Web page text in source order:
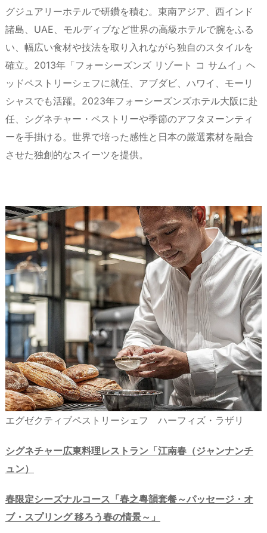
グジュアリーホテルで研鑽を積む。東南アジア、西インド
諸島、UAE、モルディブなど世界の高級ホテルで腕をふる
い、幅広い食材や技法を取り入れながら独自のスタイルを
確立。2013年「フォーシーズンズ リゾート コ サムイ」ヘ
ッドペストリーシェフに就任、アブダビ、ハワイ、モーリ
シャスでも活躍。2023年フォーシーズンズホテル大阪に赴
任、シグネチャー・ペストリーや季節のアフタヌーンティ
ーを手掛ける。世界で培った感性と日本の厳選素材を融合
させた独創的なスイーツを提供。
エグゼクティブペストリーシェフ ハーフィズ・ラザリ
シグネチャー広東料理レストラン「江南春（ジャンナンチ
ュン）
春限定シーズナルコース「春之粵韻套餐～パッセージ・オ
ブ・スプリング 移ろう春の情景～」